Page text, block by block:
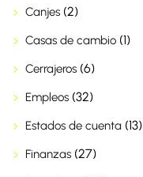
Canjes (2)
Casas de cambio (1)
Cerrajeros (6)
Empleos (32)
Estados de cuenta (13)
Finanzas (27)